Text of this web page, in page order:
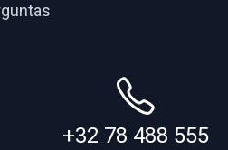
+32 78 488 555